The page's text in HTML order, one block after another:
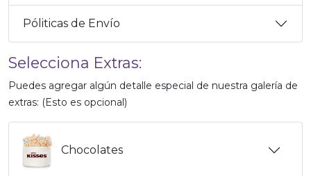
Póliticas de Envío
Selecciona Extras:
Puedes agregar algún detalle especial de nuestra galería de
extras: (Esto es opcional)
Chocolates